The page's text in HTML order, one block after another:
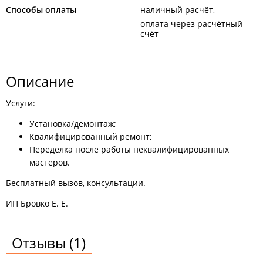
Способы оплаты
наличный расчёт
оплата через расчётный
счёт
Описание
Услуги:
Установка/демонтаж;
Квалифицированный ремонт;
Переделка после работы неквалифицированных
мастеров.
Бесплатный вызов, консультации.
ИП Бровко Е. Е.
Отзывы (1)